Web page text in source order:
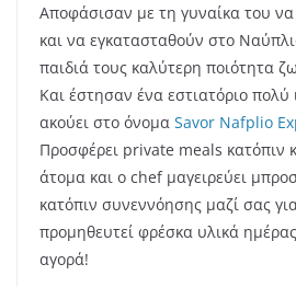
Αποφάσισαν με τη γυναίκα του
και να εγκατασταθούν στο
παιδιά τους καλύτερη ποιότητα
Και έστησαν ένα εστιατόριο πολύ
ακούει στο όνομα Savor Nafplio
Προσφέρει private meals κατόπιν
άτομα και ο chef μαγειρεύει
κατόπιν συνεννόησης μαζί σας
προμηθευτεί φρέσκα υλικά
αγορά!